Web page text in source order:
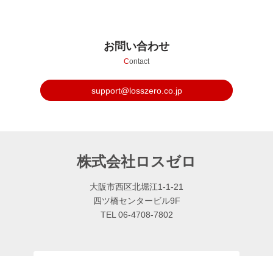
お問い合わせ
Contact
support@losszero.co.jp
株式会社ロスゼロ
大阪市西区北堀江1-1-21
四ツ橋センタービル9F
TEL 06-4708-7802